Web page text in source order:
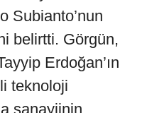
Subianto’nun
belirtti. Görgün,
Erdoğan’ın
teknoloji
sanayiinin